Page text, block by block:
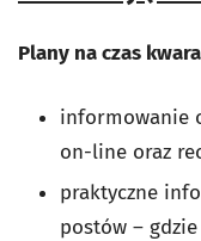
Plany na czas
informowanie
on-line oraz
praktyczne
postów –